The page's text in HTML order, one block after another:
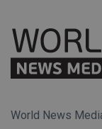
World News